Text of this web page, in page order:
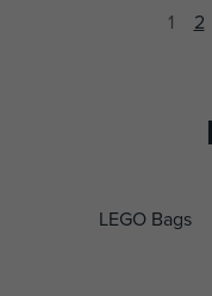
1 2
LEGO Bags